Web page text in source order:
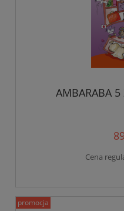
AMBARABA 5
Cena
promocja